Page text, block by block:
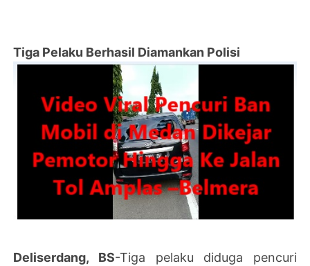
Tiga Pelaku Berhasil Diamankan Polisi
Deliserdang, BS-Tiga pelaku diduga pencuri